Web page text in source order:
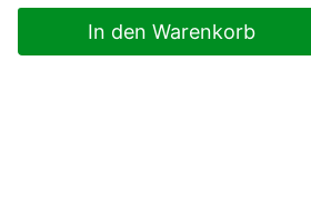
In den Warenkorb